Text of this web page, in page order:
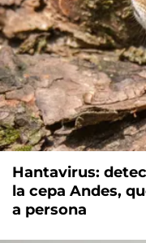
Hantavirus:
la cepa Andes,
a persona